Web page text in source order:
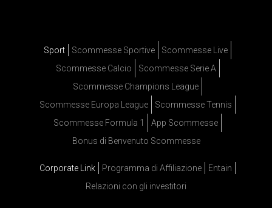
Sport Scommesse Sportive
Scommesse Live
Scommesse Calcio
Scommesse Serie A
Scommesse Champions League
Scommesse Europa League
Scommesse Tennis
Scommesse Formula 1
App Scommesse
Bonus di Benvenuto Scommesse
Corporate Link Programma di Affiliazione
Entain
Relazioni con gli investitori